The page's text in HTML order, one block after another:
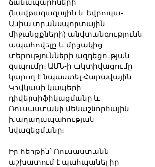
ճանապարհների
(նավթագազային և Եվրոպա-
Ասիա տրանսպորտային
միջանցքների) անվտանգությունն
ապահովելը և մրցակից
տերությունների ազդեցության
զսպումը։ ԱՄՆ-ի ակտիվացումը
կարող է նպաստել Հարավային
Կովկասի կապերի
դիվերսիֆիկացմանը և
Ռուսաստանի մենաշնորհային
խաղաղապահության
նվազեցմանը։
Իր հերթին՝ Ռուսաստանն
աշխատում է պահպանել իր